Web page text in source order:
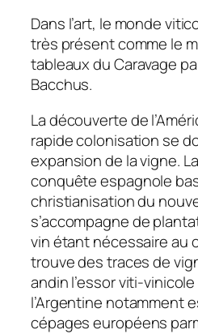
Dans l’art, le monde
très présent comme le
tableaux du Caravage
Bacchus.
La découverte de
rapide colonisation se
expansion de la vigne. La
conquête espagnole
christianisation du
s’accompagne de
vin étant nécessaire au
trouve des traces de
andin l’essor viti-
l’Argentine notamment
cépages européens